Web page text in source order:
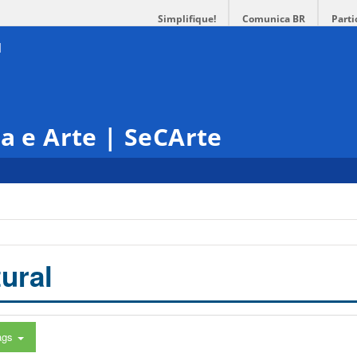
Simplifique! Comunica BR
e Arte | SeCArte